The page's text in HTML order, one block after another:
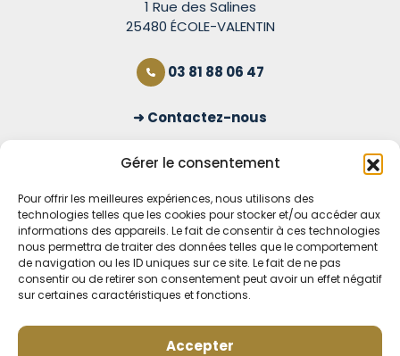
Gérer le consentement
Pour offrir les meilleures expériences, nous utilisons des
technologies telles que les cookies pour stocker et/ou accéder aux
informations des appareils. Le fait de consentir à ces technologies
nous permettra de traiter des données telles que le comportement
de navigation ou les ID uniques sur ce site. Le fait de ne pas
consentir ou de retirer son consentement peut avoir un effet négatif
sur certaines caractéristiques et fonctions.
Accepter
1 Rue des Salines
25480 ÉCOLE-VALENTIN
03 81 88 06 47
Contactez-nous
S'inscrire à la newsletter
OUVERT TOUS LES JOURS
Voir nos horaires
MENTIONS LÉGALES